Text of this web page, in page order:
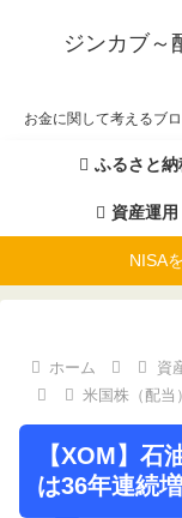
ジンカブ～
お金に関して考えるブ
ふるさと納
資産運用
NISA
ホーム 資
米国株（配当）
【XOM】石
は36年連続